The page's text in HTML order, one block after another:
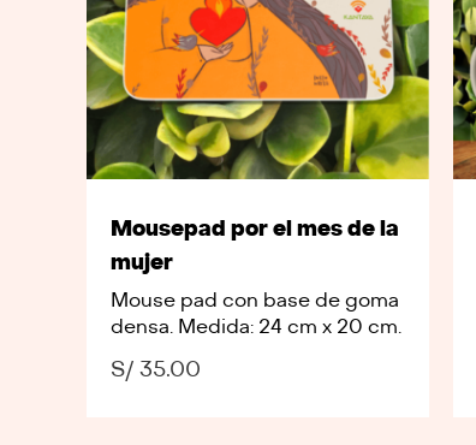
Mousepad por el mes de la
mujer
Mouse pad con base de goma
densa. Medida: 24 cm x 20 cm.
S/ 35.00